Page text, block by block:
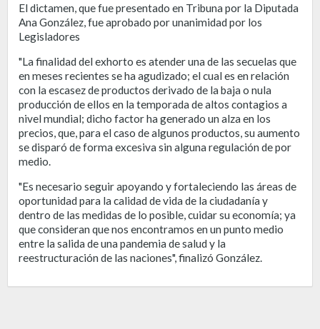
El dictamen, que fue presentado en Tribuna por la Diputada
Ana González, fue aprobado por unanimidad por los
Legisladores
"La finalidad del exhorto es atender una de las secuelas que
en meses recientes se ha agudizado; el cual es en relación
con la escasez de productos derivado de la baja o nula
producción de ellos en la temporada de altos contagios a
nivel mundial; dicho factor ha generado un alza en los
precios, que, para el caso de algunos productos, su aumento
se disparó de forma excesiva sin alguna regulación de por
medio.
"Es necesario seguir apoyando y fortaleciendo las áreas de
oportunidad para la calidad de vida de la ciudadanía y
dentro de las medidas de lo posible, cuidar su economía; ya
que consideran que nos encontramos en un punto medio
entre la salida de una pandemia de salud y la
reestructuración de las naciones", finalizó González.